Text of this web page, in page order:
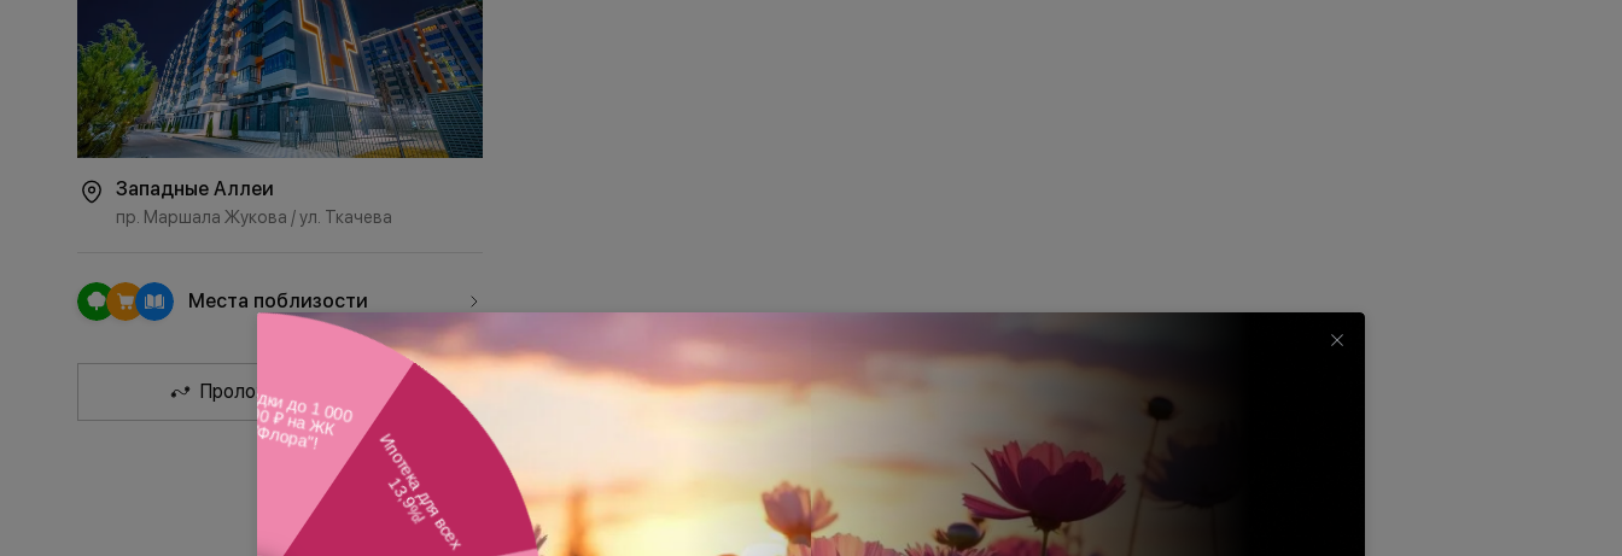
Западные Аллеи
пр. Маршала Жукова / ул. Ткачева
Места поблизости
Проложить маршрут